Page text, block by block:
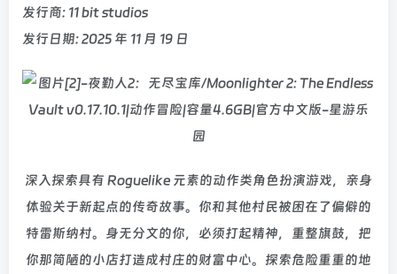
发行商: 11 bit studios
发行日期: 2025 年 11 月 19 日
深入探索具有 Roguelike 元素的动作类角色扮演游戏，亲身
体验关于新起点的传奇故事。你和其他村民被困在了偏僻的
特雷斯纳村。身无分文的你，必须打起精神，重整旗鼓，把
你那简陋的小店打造成村庄的财富中心。探索危险重重的地